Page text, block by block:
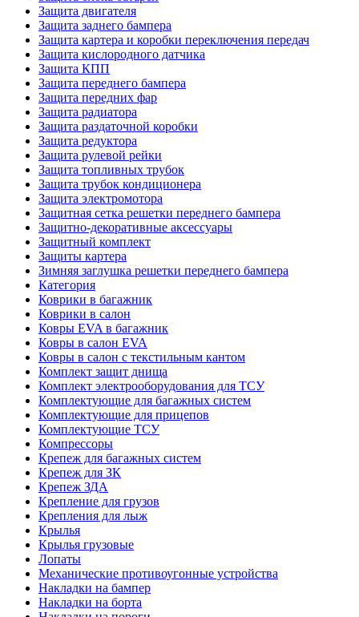
Защита двигателя
Защита заднего бампера
Защита картера и коробки переключения передач
Защита кислородного датчика
Защита КПП
Защита переднего бампера
Защита передних фар
Защита радиатора
Защита раздаточной коробки
Защита редуктора
Защита рулевой рейки
Защита топливных трубок
Защита трубок кондиционера
Защита электромотора
Защитная сетка решетки переднего бампера
Защитно-декоративные аксессуары
Защитный комплект
Защиты картера
Зимняя заглушка решетки переднего бампера
Категория
Коврики в багажник
Коврики в салон
Ковры EVA в багажник
Ковры в салон EVA
Ковры в салон с текстильным кантом
Комплект защит днища
Комплект электрооборудования для ТСУ
Комплектующие для багажных систем
Комплектующие для прицепов
Комплектующие ТСУ
Компрессоры
Крепеж для багажных систем
Крепеж для ЗК
Крепеж ЗДА
Крепление для грузов
Крепления для лыж
Крылья
Крылья грузовые
Лопаты
Механические противоугонные устройства
Накладки на бампер
Накладки на борта